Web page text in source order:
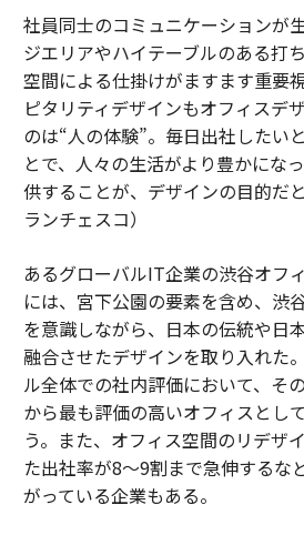
社員同士のコミュニケーションが
ジエリアやハイテーブルのある打
空間による仕掛けがますます重要
ピタリティデザインもオフィスデ
のは“人の体験”。毎日出社したい
とで、人々の生活がより豊かにな
供することが、デザインの目的だ
ランチェスコ）
あるグローバルIT企業の渋谷オフ
には、宮下公園の要素を含め、渋
を意識しながら、日本の伝統や日
融合させたデザインを取り入れた
ル全体での社内評価において、そ
から最も評価の高いオフィスとし
う。また、オフィス空間のリデザ
た出社率が8～9割まで急伸するな
がっている企業もある。